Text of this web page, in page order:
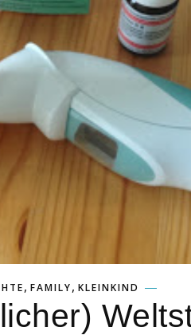
, FAMILY, KLEINKIND